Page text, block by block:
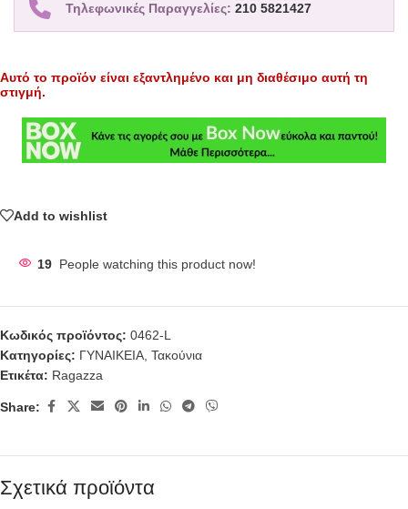
Τηλεφωνικές Παραγγελίες: 210 5821427
Αυτό το προϊόν είναι εξαντλημένο και μη διαθέσιμο αυτή τη
στιγμή.
Add to wishlist
19 People watching this product now!
Κωδικός προϊόντος: 0462-L
Κατηγορίες: ΓΥΝΑΙΚΕΙΑ Τακούνια
Ετικέτα: Ragazza
Share:
Σχετικά προϊόντα